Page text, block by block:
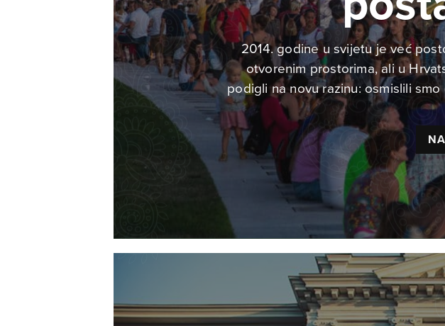
2014. godine u svijetu je već
otvorenim prostorima, ali u
podigli na novu razinu: osmislili